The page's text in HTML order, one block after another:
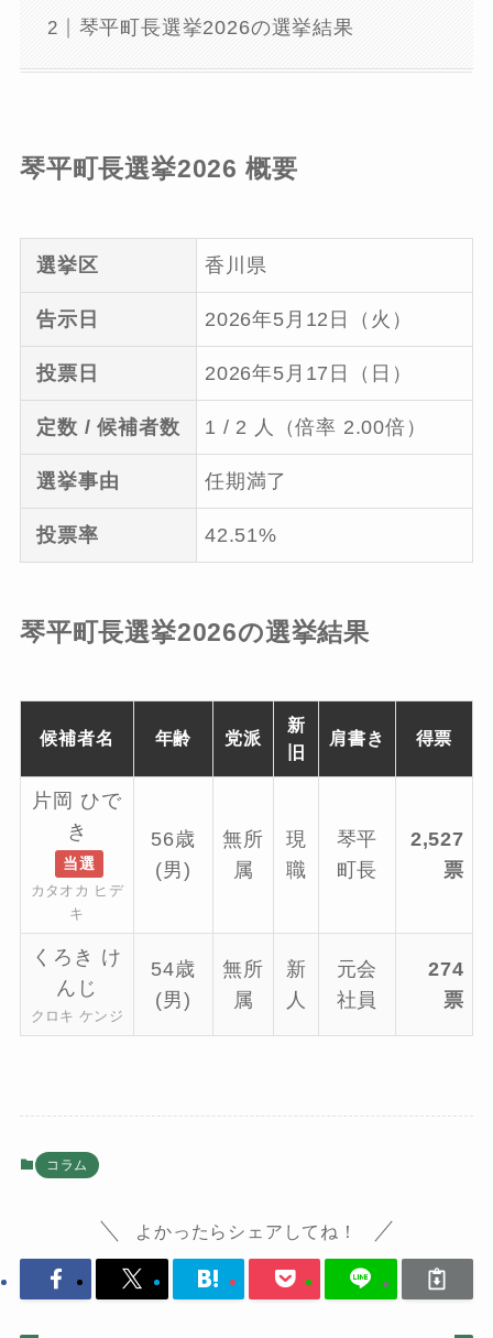
琴平町長選挙2026の選挙結果
琴平町長選挙2026 概要
選挙区 香川県
告示日 2026年5月12日（火）
投票日 2026年5月17日（日）
定数 / 候補者数 1 / 2 人（倍率 2.00倍）
選挙事由 任期満了
投票率 42.51%
琴平町長選挙2026の選挙結果
候補者名 年齢 党派
新
旧
肩書き 得票
片岡 ひで
き
当選
カタオカ ヒデ
キ
56歳
(男)
無所
属
現
職
琴平
町長
2,527
票
くろき け
んじ
クロキ ケンジ
54歳
(男)
無所
属
新
人
元会
社員
274
票
コラム
よかったらシェアしてね！